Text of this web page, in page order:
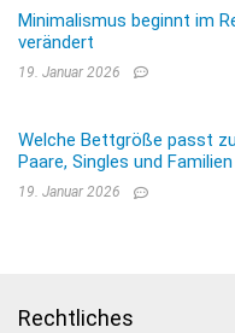
Minimalismus beginnt im
verändert
19. Januar 2026
Welche Bettgröße passt
Paare, Singles und Familien
19. Januar 2026
Rechtliches